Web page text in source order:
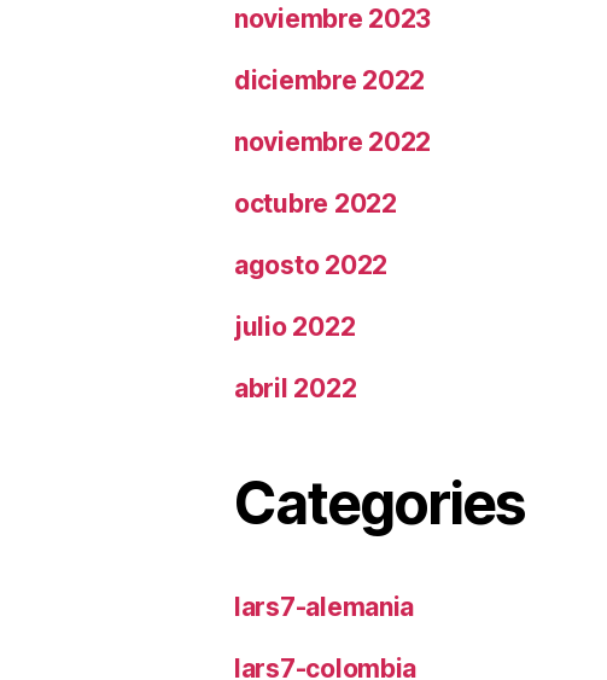
noviembre 2023
diciembre 2022
noviembre 2022
octubre 2022
agosto 2022
julio 2022
abril 2022
Categories
lars7-alemania
lars7-colombia